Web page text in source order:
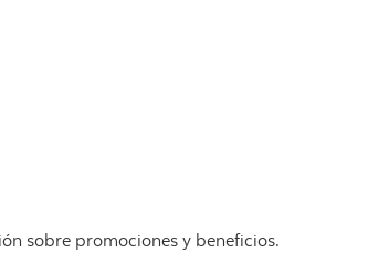
sobre promociones y beneficios.